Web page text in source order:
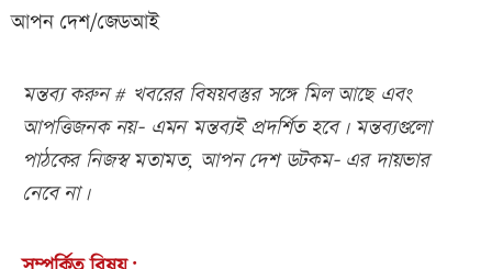
আপন দেশ/জেডআই
মন্তব্য করুন # খবরের বিষয়বস্তুর সঙ্গে মিল আছে এবং
আপত্তিজনক নয়- এমন মন্তব্যই প্রদর্শিত হবে। মন্তব্যগুলো
পাঠকের নিজস্ব মতামত, আপন দেশ ডটকম- এর দায়ভার
নেবে না।